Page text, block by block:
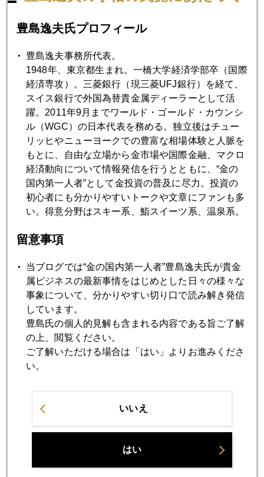
2008年09月25日
経済のパールハーバーだ！
2008年09月24日
Patient money（我慢強いマネー）
2008年09月22日
It's a new ball game．（新たなゲームのルールの模索）
2008年09月19日
2008年09月18日
第２部 金融危機の拡大
2008年09月18日
第１部 金価格 歴史的な一日の上げ幅で急騰
ＡＩＧとＦＯＭＣに揺れる市場
2008年09月16日
９月危機織り込み１１月危機説へ
豊島逸夫氏プロフィール
豊島逸夫事務所代表。
1948年、東京都生まれ。一橋大学経済学部卒（国際
経済専攻）。三菱銀行（現三菱UFJ銀行）を経て、
スイス銀行で外国為替貴金属ディーラーとして活
躍。2011年9月までワールド・ゴールド・カウンシ
ル（WGC）の日本代表を務める。独立後はチュー
リッヒやニューヨークでの豊富な相場体験と人脈を
もとに、自由な立場から金市場や国際金融、マクロ
経済動向について情報発信を行うとともに、“金の
国内第一人者”として金投資の普及に尽力。投資の
初心者にも分かりやすいトークや文章にファンも多
い。得意分野はスキー系、鮨スイーツ系、温泉系。
留意事項
当ブログでは“金の国内第一人者”豊島逸夫氏が貴金
属ビジネスの最新事情をはじめとした日々の様々な
事象について、分かりやすい切り口で読み解き発信
しています。
豊島氏の個人的見解も含まれる内容である旨ご了解
の上、閲覧ください。
ご了解いただける場合は「はい」よりお進みくださ
い。
いいえ
はい